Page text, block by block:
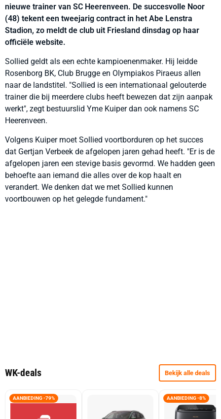
nieuwe trainer van SC Heerenveen. De succesvolle Noor
(48) tekent een tweejarig contract in het Abe Lenstra
Stadion, zo meldt de club uit Friesland dinsdag op haar
officiële website.
Sollied geldt als een echte kampioenenmaker. Hij leidde
Rosenborg BK, Club Brugge en Olympiakos Piraeus allen
naar de landstitel. "Sollied is een internationaal gelouterde
trainer die bij meerdere clubs heeft bewezen dat zijn aanpak
werkt", zegt bestuurslid Yme Kuiper dan ook namens SC
Heerenveen.
Volgens Kuiper moet Sollied voortborduren op het succes
dat Gertjan Verbeek de afgelopen jaren gehad heeft. "Er is de
afgelopen jaren een stevige basis gevormd. We hadden geen
behoefte aan iemand die alles over de kop haalt en
verandert. We denken dat we met Sollied kunnen
voortbouwen op het gelegde fundament."
WK-deals Bekijk alle deals
AANBIEDING -79% AANBIEDING -8%